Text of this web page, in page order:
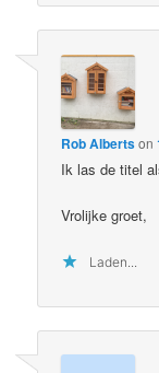
Rob Albertson
Ik las de titel
Vrolijke groet,
Laden...